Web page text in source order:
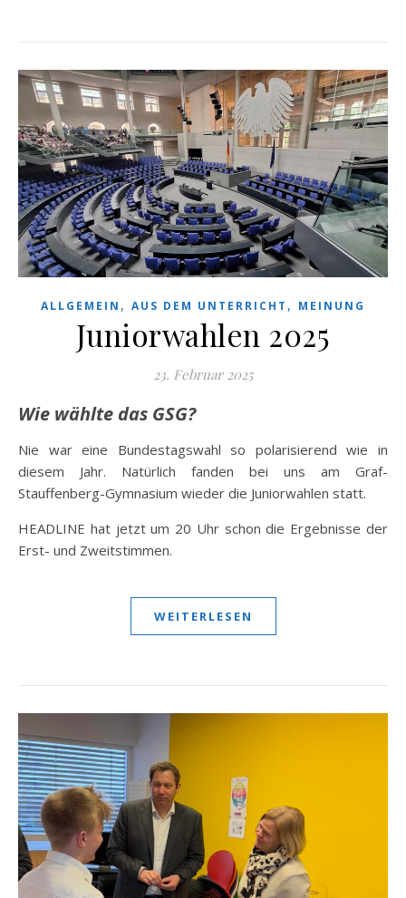
ALLGEMEIN , AUS DEM UNTERRICHT , MEINUNG
Juniorwahlen 2025
23. Februar 2025
Wie wählte das GSG?
Nie war eine Bundestagswahl so polarisierend wie in
diesem Jahr. Natürlich fanden bei uns am Graf-
Stauffenberg-Gymnasium wieder die Juniorwahlen statt.
HEADLINE hat jetzt um 20 Uhr schon die Ergebnisse der
Erst- und Zweitstimmen.
WEITERLESEN